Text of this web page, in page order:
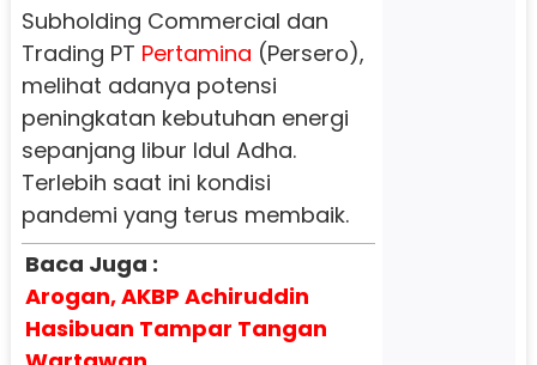
Subholding Commercial dan
Trading PT Pertamina (Persero),
melihat adanya potensi
peningkatan kebutuhan energi
sepanjang libur Idul Adha.
Terlebih saat ini kondisi
pandemi yang terus membaik.
Baca Juga :
Arogan, AKBP Achiruddin
Hasibuan Tampar Tangan